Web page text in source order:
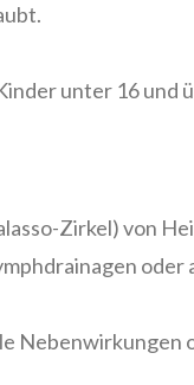
unter 16 und
Zirkel) von